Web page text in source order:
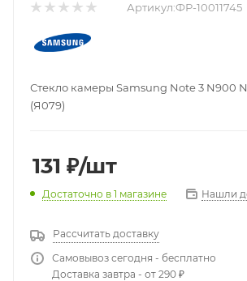
Артикул:ФР-10011745
Стекло камеры Samsung Note 3 N900
(Я079)
131 ₽/шт
Достаточно в 1 магазине Нашли
Рассчитать доставку
Самовывоз сегодня - бесплатно
Доставка завтра - от 290 ₽